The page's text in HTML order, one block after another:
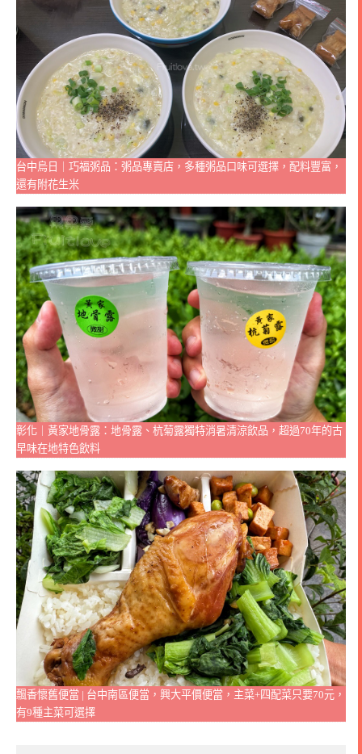
台中烏日｜巧福粥品：粥品專賣店，多種粥品口味可選擇，配料豐富，
還有附花生米
彰化｜黃家地骨露：地骨露、杭菊露獨特消暑清涼飲品，超過70年的古
早味在地特色飲料
飄香懷舊便當 | 台中南區便當，興大平價便當，主菜+四配菜只要70元，
有9種主菜可選擇